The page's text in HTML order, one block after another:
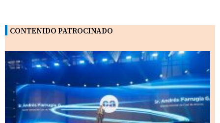
CONTENIDO PATROCINADO